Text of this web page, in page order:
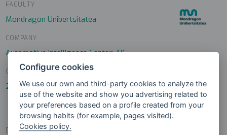
FACULTY
Mondragon Unibertsitatea
COMPANY
Automotive Intelligence Center: AIC
COURSE
2022/2023
DESCRIPTION
Configure cookies
We use our own and third-party cookies to analyze the
use of the website and show you advertising related to
your preferences based on a profile created from your
browsing habits (for example, pages visited).
Cookies policy.